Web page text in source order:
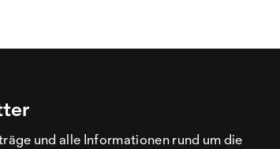
und alle Informationen rund um die